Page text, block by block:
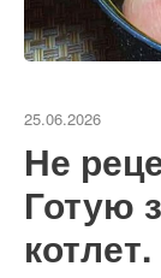
25.06.2026
Не
Готую